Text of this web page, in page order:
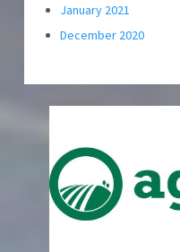
January 2021
December 2020